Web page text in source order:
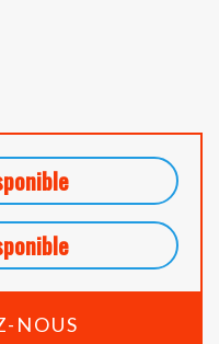
NOUS